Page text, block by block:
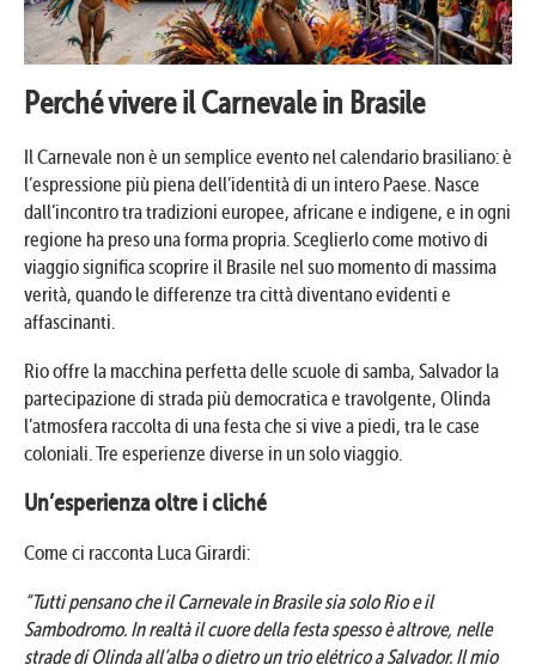
Perché vivere il Carnevale in Brasile
Il Carnevale non è un semplice evento nel calendario brasiliano: è
l’espressione più piena dell’identità di un intero Paese. Nasce
dall’incontro tra tradizioni europee, africane e indigene, e in ogni
regione ha preso una forma propria. Sceglierlo come motivo di
viaggio significa scoprire il Brasile nel suo momento di massima
verità, quando le differenze tra città diventano evidenti e
affascinanti.
Rio offre la macchina perfetta delle scuole di samba, Salvador la
partecipazione di strada più democratica e travolgente, Olinda
l’atmosfera raccolta di una festa che si vive a piedi, tra le case
coloniali. Tre esperienze diverse in un solo viaggio.
Un’esperienza oltre i cliché
Come ci racconta Luca Girardi:
“Tutti pensano che il Carnevale in Brasile sia solo Rio e il
Sambodromo. In realtà il cuore della festa spesso è altrove, nelle
strade di Olinda all’alba o dietro un trio elétrico a Salvador. Il mio